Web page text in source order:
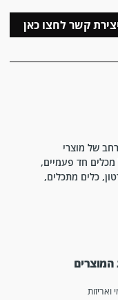
קשר לחצו כאן
של מוצרי
מכלים חד פעמיים,
כלים מתכלים,
המוצרים